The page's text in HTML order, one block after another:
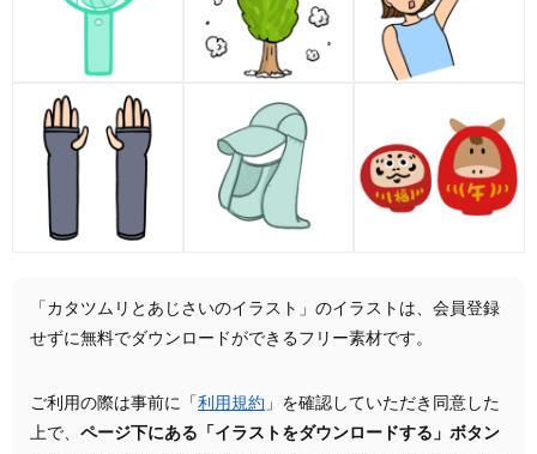
「カタツムリとあじさいのイラスト」のイラストは、会員登録
せずに無料でダウンロードができるフリー素材です。
ご利用の際は事前に「 利用規約 」を確認していただき同意した
上で、 ページ下にある「イラストをダウンロードする」ボタン